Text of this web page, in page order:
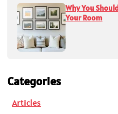
Why You
Your Room
Categories
Articles